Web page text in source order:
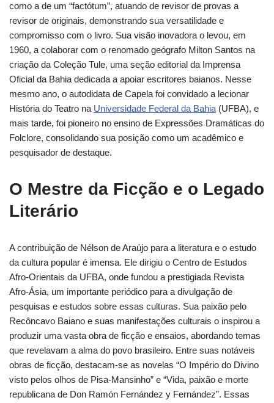
como a de um “factótum”, atuando de revisor de provas a
revisor de originais, demonstrando sua versatilidade e
compromisso com o livro. Sua visão inovadora o levou, em
1960, a colaborar com o renomado geógrafo Milton Santos na
criação da Coleção Tule, uma seção editorial da Imprensa
Oficial da Bahia dedicada a apoiar escritores baianos. Nesse
mesmo ano, o autodidata de Capela foi convidado a lecionar
História do Teatro na Universidade Federal da Bahia (UFBA), e
mais tarde, foi pioneiro no ensino de Expressões Dramáticas do
Folclore, consolidando sua posição como um acadêmico e
pesquisador de destaque.
O Mestre da Ficção e o Legado
Literário
A contribuição de Nélson de Araújo para a literatura e o estudo
da cultura popular é imensa. Ele dirigiu o Centro de Estudos
Afro-Orientais da UFBA, onde fundou a prestigiada Revista
Afro-Ásia, um importante periódico para a divulgação de
pesquisas e estudos sobre essas culturas. Sua paixão pelo
Recôncavo Baiano e suas manifestações culturais o inspirou a
produzir uma vasta obra de ficção e ensaios, abordando temas
que revelavam a alma do povo brasileiro. Entre suas notáveis
obras de ficção, destacam-se as novelas “O Império do Divino
visto pelos olhos de Pisa-Mansinho” e “Vida, paixão e morte
republicana de Don Ramón Fernández y Fernández”. Essas